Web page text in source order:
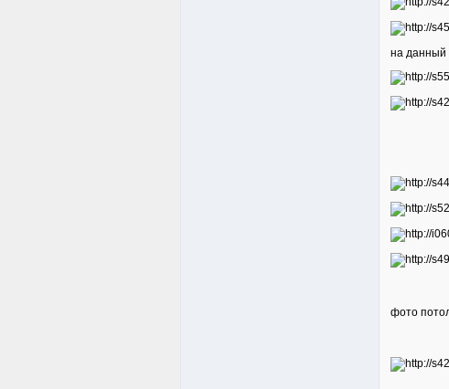
на данный
фото